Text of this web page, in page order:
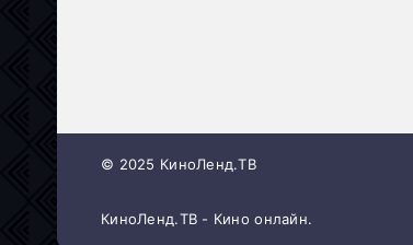
© 2025 КиноЛенд.ТВ
КиноЛенд.ТВ - Кино онлайн.